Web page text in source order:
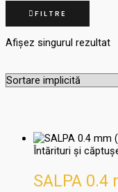
FILTRE
Afișez singurul rezultat
Întărituri și
SALPA 0.4